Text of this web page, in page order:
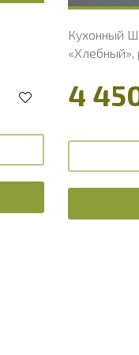
Кухонный
«Хлебный»,
4